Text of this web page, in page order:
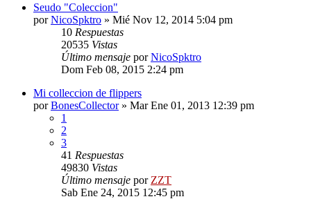
Seudo "Coleccion"
porNicoSpktro » Mié Nov 12, 2014 5:04 pm
10 Respuestas
20535 Vistas
Último mensaje porNicoSpktro
Dom Feb 08, 2015 2:24 pm
Mi colleccion de flippers
porBonesCollector» Mar Ene 01, 2013 12:39 pm
1
2
3
41 Respuestas
49830 Vistas
Último mensaje por ZZT
Sab Ene 24, 2015 12:45 pm